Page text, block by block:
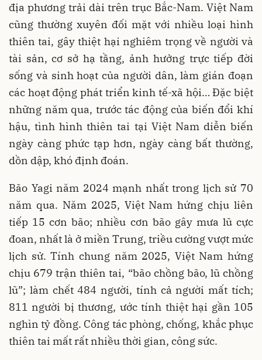
địa phương trải dài trên trục Bắc-Nam. Việt Nam
cũng thường xuyên đối mặt với nhiều loại hình
thiên tai, gây thiệt hại nghiêm trọng về người và
tài sản, cơ sở hạ tầng, ảnh hưởng trực tiếp đời
sống và sinh hoạt của người dân, làm gián đoạn
các hoạt động phát triển kinh tế-xã hội… Đặc biệt
những năm qua, trước tác động của biến đổi khí
hậu, tình hình thiên tai tại Việt Nam diễn biến
ngày càng phức tạp hơn, ngày càng bất thường,
dồn dập, khó định đoán.
Bão Yagi năm 2024 mạnh nhất trong lịch sử 70
năm qua. Năm 2025, Việt Nam hứng chịu liên
tiếp 15 cơn bão; nhiều cơn bão gây mưa lũ cực
đoan, nhất là ở miền Trung, triều cường vượt mức
lịch sử. Tính chung năm 2025, Việt Nam hứng
chịu 679 trận thiên tai, “bão chồng bão, lũ chồng
lũ”; làm chết 484 người, tính cả người mất tích;
811 người bị thương, ước tính thiệt hại gần 105
nghìn tỷ đồng. Công tác phòng, chống, khắc phục
thiên tai mất rất nhiều thời gian, công sức.